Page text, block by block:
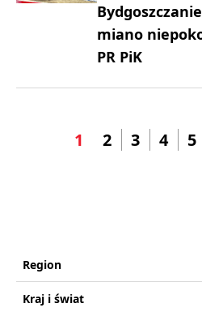
miano
PR PiK
1 2 3 4 5
Region
Kraj i świat